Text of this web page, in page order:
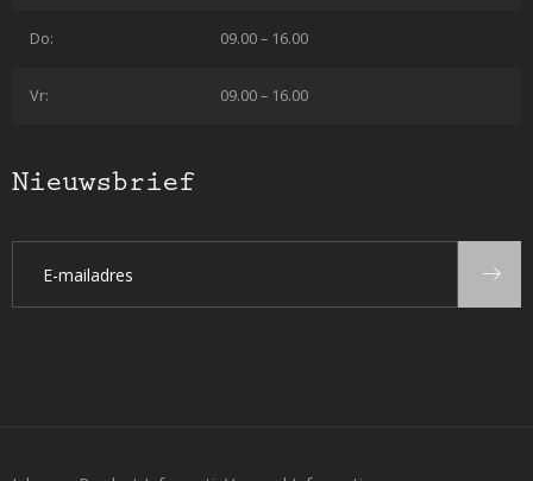
Do: 09.00 – 16.00
Vr: 09.00 – 16.00
Nieuwsbrief